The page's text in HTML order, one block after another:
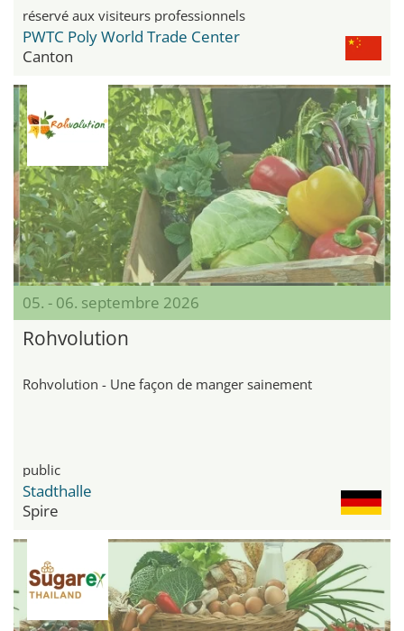
réservé aux visiteurs professionnels
PWTC Poly World Trade Center
Canton
05. - 06. septembre 2026
Rohvolution
Rohvolution - Une façon de manger sainement
public
Stadthalle
Spire